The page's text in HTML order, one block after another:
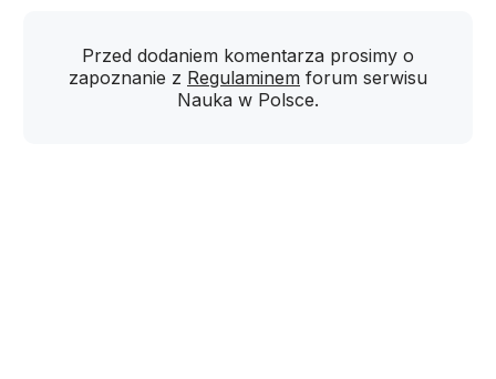
Przed dodaniem komentarza prosimy o
zapoznanie z Regulaminem forum serwisu
Nauka w Polsce.